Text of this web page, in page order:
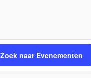
Zoek naar Evenementen